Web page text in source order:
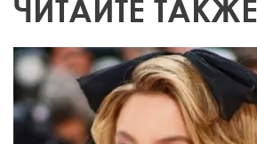
ЧИТАЙТЕ ТАКЖЕ